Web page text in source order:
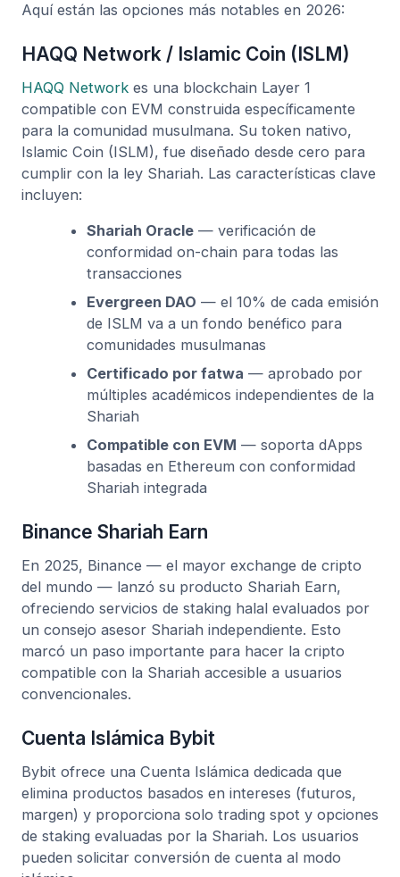
Aquí están las opciones más notables en 2026:
HAQQ Network / Islamic Coin (ISLM)
HAQQ Network es una blockchain Layer 1
compatible con EVM construida específicamente
para la comunidad musulmana. Su token nativo,
Islamic Coin (ISLM), fue diseñado desde cero para
cumplir con la ley Shariah. Las características clave
incluyen:
Shariah Oracle— verificación de
conformidad on-chain para todas las
transacciones
Evergreen DAO — el 10% de cada emisión
de ISLM va a un fondo benéfico para
comunidades musulmanas
Certificado por fatwa — aprobado por
múltiples académicos independientes de la
Shariah
Compatible con EVM — soporta dApps
basadas en Ethereum con conformidad
Shariah integrada
Binance Shariah Earn
En 2025, Binance — el mayor exchange de cripto
del mundo — lanzó su producto Shariah Earn,
ofreciendo servicios de staking halal evaluados por
un consejo asesor Shariah independiente. Esto
marcó un paso importante para hacer la cripto
compatible con la Shariah accesible a usuarios
convencionales.
Cuenta Islámica Bybit
Bybit ofrece una Cuenta Islámica dedicada que
elimina productos basados en intereses (futuros,
margen) y proporciona solo trading spot y opciones
de staking evaluadas por la Shariah. Los usuarios
pueden solicitar conversión de cuenta al modo